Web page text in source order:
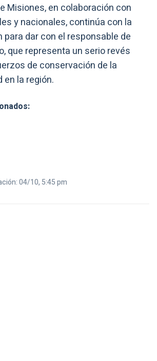
Misiones, en colaboración con
y nacionales, continúa con la
para dar con el responsable de
que representa un serio revés
de conservación de la
en la región.
04/10, 5:45 pm